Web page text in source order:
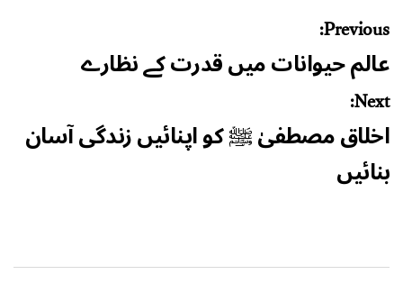
Post
navigation
Previous:
عالم حیوانات میں قدرت کے نظارے
Next:
اخلاق مصطفیٰ ﷺ کو اپنائیں زندگی آسان
بنائیں